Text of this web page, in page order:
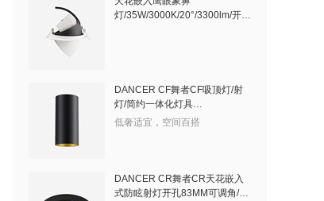
灯/35W/3000K/20°/3300lm/开孔
DANCER CF舞者CF吸顶灯/射
灯/简约一体化灯具
8W/4°/640lm/3000K/砂黑色/尺
低奢适宜，空间百搭
DANCER CR舞者CR天花嵌入
式防眩射灯开孔83MM可调角/砂